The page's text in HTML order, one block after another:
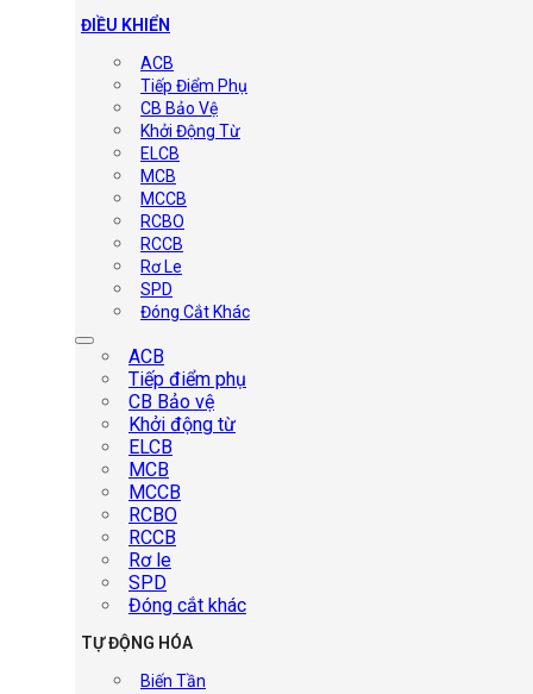
ĐIỀU KHIỂN
ACB
Tiếp Điểm Phụ
CB Bảo Vệ
Khởi Động Từ
ELCB
MCB
MCCB
RCBO
RCCB
Rơ Le
SPD
Đóng Cắt Khác
ACB
Tiếp điểm phụ
CB Bảo vệ
Khởi động từ
ELCB
MCB
MCCB
RCBO
RCCB
Rơ le
SPD
Đóng cắt khác
TỰ ĐỘNG HÓA
Biến Tần